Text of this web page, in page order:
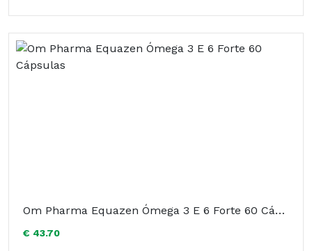
Om Pharma Equazen Ómega 3 E 6 Forte 60 Cápsulas
€ 43.70